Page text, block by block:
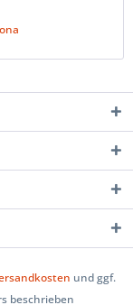
und ggf.
beschrieben